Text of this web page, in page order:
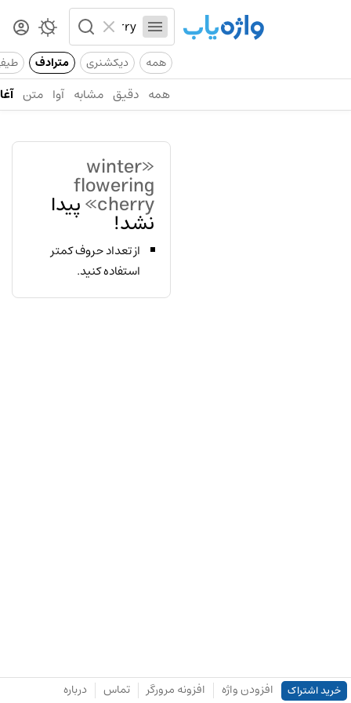
همه دیکشنری مترادف
همه دقیق مشابه آوا متن
«winter
flowering
cherry» پیدا
نشد!
از تعداد حروف کمتر
استفاده کنید.
خرید اشتراک افزودن واژه افزونه مرورگر تماس درباره